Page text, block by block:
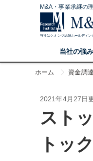
M&A・事業承継の
当社はクオンツ総研ホールディン
当社の強み
ホーム 資金調達
2021年4月27日
スト
トッ